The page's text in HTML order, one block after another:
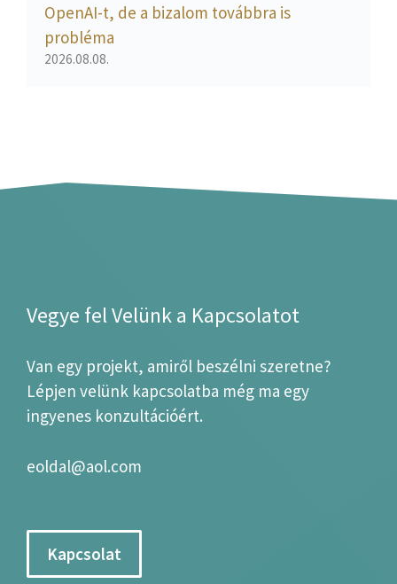
OpenAI-t, de a bizalom továbbra is
probléma
2026.08.08.
Vegye fel Velünk a Kapcsolatot
Van egy projekt, amiről beszélni szeretne?
Lépjen velünk kapcsolatba még ma egy
ingyenes konzultációért.
eoldal@aol.com
Kapcsolat